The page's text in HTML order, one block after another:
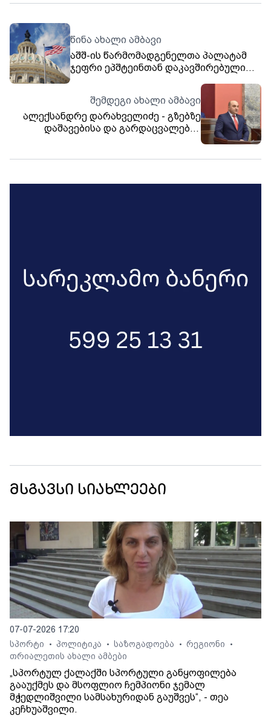
წინა ახალი ამბავი
აშშ-ის წარმომადგენელთა პალატამ
ჯეფრი ეპშტეინთან დაკავშირებული
შემდეგი ახალი ამბავი
ალექსანდრე დარახველიძე - გზებზე
დაშავებისა და გარდაცვალების
მსგავსი სიახლეები
07-07-2026 17:20
სპორტი
• პოლიტიკა • საზოგადოება • რეგიონი •
თრიალეთის ახალი ამბები
„სპორტულ ქალაქში სპორტული განყოფილება
გააუქმეს და მსოფლიო ჩემპიონი ჯემალ
მჭედლიშვილი სამსახურიდან გაუშვეს“, - თეა
კეჩხუაშვილი.